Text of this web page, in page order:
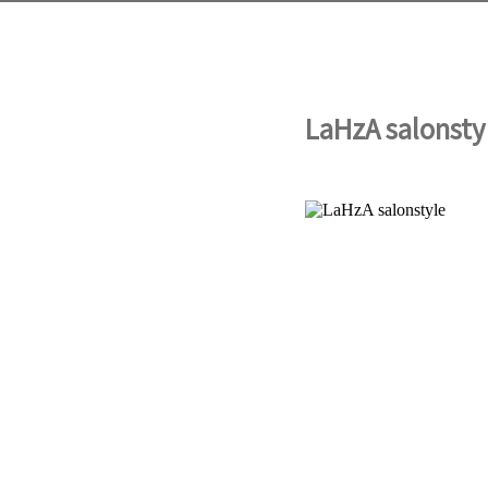
LaHzA